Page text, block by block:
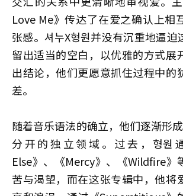
Love Me》传达了在爱之确认上相
张感。셔누X형원并没有沉重地逼迫
留出适当的空白，以优雅的方式展
出结论，他们更愿意抓住过程中的
差。
随着音乐语法的确立，他们逐渐形
分开的独立领域。过去，형원
Else》、《Mercy》、《Wildfire》
苦与渴望，而在这张专辑中，他将